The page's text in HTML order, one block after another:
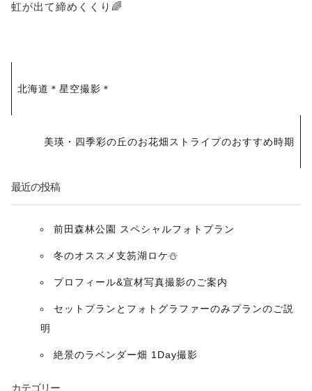
虹が出て締めくくり🌈
投
稿
ゲ
北海道＊星空撮影＊
美瑛・四季彩の丘のお花畑ストライプのおすすめ時期
最近の投稿
前田森林公園 スペシャルフォトプラン
冬のオススメ支笏湖ロケ⛄️
プロフィール&宣材写真撮影のご案内
セットプランとフォトグラファーのみプランのご説
明
絶景のラベンダー畑 1Day撮影
カテゴリー